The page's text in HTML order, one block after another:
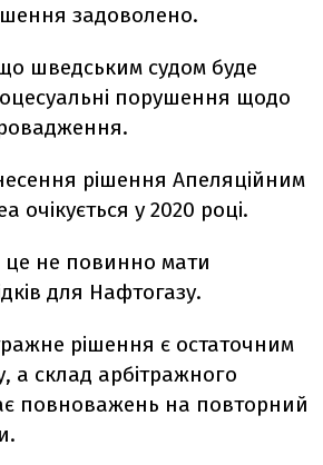
задоволено.
шведським судом буде
порушення щодо
рішення Апеляційним
очікується у 2020 році.
це не повинно мати
для Нафтогазу.
рішення є остаточним
а склад арбітражного
повноважень на повторний